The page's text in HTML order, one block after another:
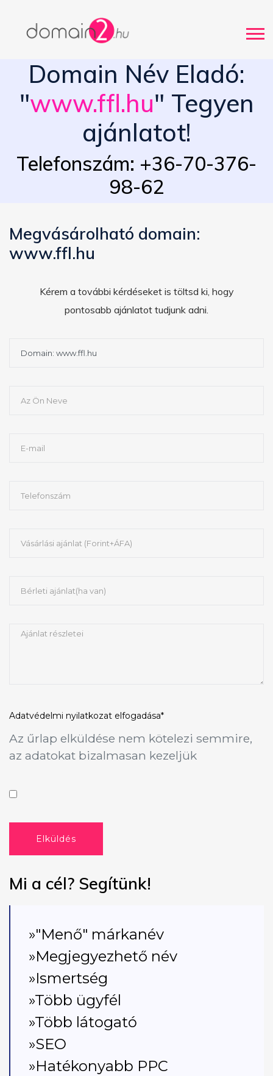
Domain Név Eladó:
"www.ffl.hu" Tegyen
ajánlatot!
Telefonszám: +36-70-376-
98-62
Megvásárolható domain:
www.ffl.hu
Kérem a további kérdéseket is töltsd ki, hogy
pontosabb ajánlatot tudjunk adni.
Adatvédelmi nyilatkozat elfogadása*
Az űrlap elküldése nem kötelezi semmire,
az adatokat bizalmasan kezeljük
Elküldés
Mi a cél? Segítünk!
»"Menő" márkanév
»Megjegyezhető név
»Ismertség
»Több ügyfél
»Több látogató
»SEO
»Hatékonyabb PPC